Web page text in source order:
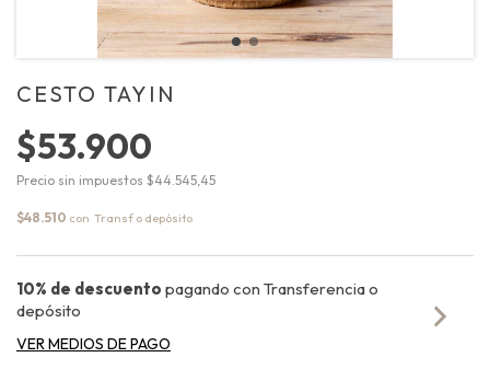
CESTO TAYIN
$53.900
Precio sin impuestos $44.545,45
$48.510 con
10% de descuento pagando con Transferencia o
depósito
VER MEDIOS DE PAGO